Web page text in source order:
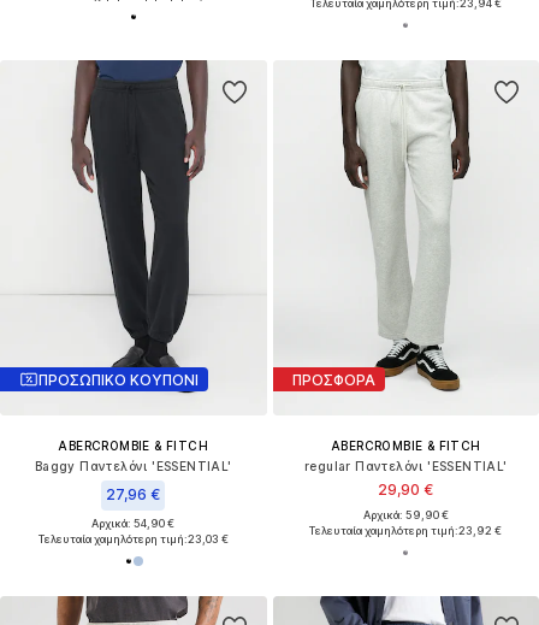
Τελευταία χαμηλότερη τιμή:23,94 €
ΠΡΟΣΩΠΙΚΟ ΚΟΥΠΟΝΙ
ABERCROMBIE & FITCH
Baggy Παντελόνι 'ESSENTIAL'
27,96 €
Αρχικά: 54,90 €
Τελευταία χαμηλότερη τιμή:23,03 €
ΠΡΟΣΦΟΡΑ
ABERCROMBIE & FITCH
regular Παντελόνι 'ESSENTIAL'
29,90 €
Αρχικά: 59,90 €
Τελευταία χαμηλότερη τιμή:23,92 €